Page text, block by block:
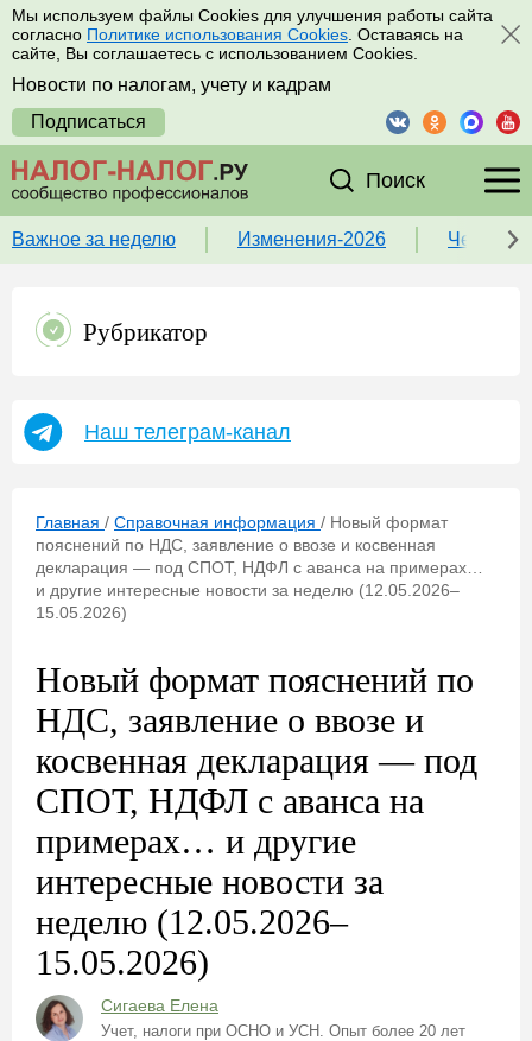
Мы используем файлы Cookies для улучшения работы сайта
согласно Политике использования Cookies . Оставаясь на
сайте, Вы соглашаетесь с использованием Cookies.
Новости по налогам, учету и кадрам
Подписаться
Поиск
Важное за неделю Изменения-2026 Чек-
Рубрикатор
Наш телеграм-канал
Главная / Справочная информация / Новый формат
пояснений по НДС, заявление о ввозе и косвенная
декларация — под СПОТ, НДФЛ с аванса на примерах…
и другие интересные новости за неделю (12.05.2026–
15.05.2026)
Новый формат пояснений по
НДС, заявление о ввозе и
косвенная декларация — под
СПОТ, НДФЛ с аванса на
примерах… и другие
интересные новости за
неделю (12.05.2026–
15.05.2026)
Сигаева Елена
Учет, налоги при ОСНО и УСН. Опыт более 20 лет